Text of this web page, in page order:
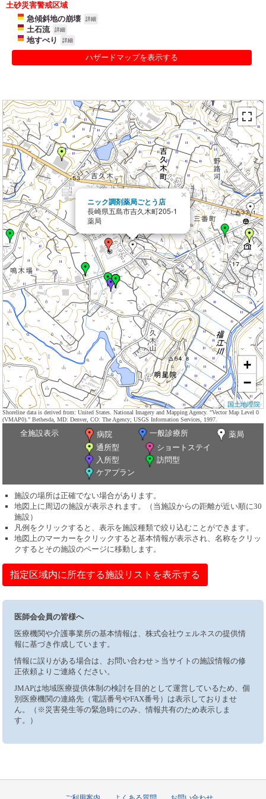
土砂災害警戒区域
急傾斜地の崩壊
詳細
土石流 詳細
地すべり 詳細
ハザードマップを表示する
ニック調剤薬局ごとう店
長崎県五島市吉久木町205-1
薬局
×
+
−
国土地理院
Shoreline data is derived from: United States. National Imagery and Mapping Agency. "Vector Map Level 0
(VMAP0)." Bethesda, MD: Denver, CO: The Agency; USGS Information Services, 1997.
全施設表示 病院 一般診療所
薬局
通所型
ショートステイ
入所型
訪問型
ケアプラン
施設の場所は正確でない場合があります。
地図上に周辺の施設が表示されます。（当施設からの距離が近い順に30
施設）
凡例をクリックすると、表示を施設種類で絞り込むことができます。
地図上のマーカーをクリックすると基本情報が表示され、名称をクリッ
クするとその施設のページに移動します。
指定区域内に所在する施設リストを表示する
医師会会員の皆様へ
医療機関や介護事業所の基本情報は、株式会社ウェルネスの提供情
報に基づき作成しています。
情報に誤りがある場合は、お問い合わせ＞当サイトの施設情報の修
正依頼よりご連絡ください。
JMAPは地域医療提供体制の検討を目的として運営しているため、個
別医療機関の連絡先（電話番号やFAX番号）は表示しておりませ
ん。（※災害発生等の緊急時にのみ、情報共有のため表示しま
す。）